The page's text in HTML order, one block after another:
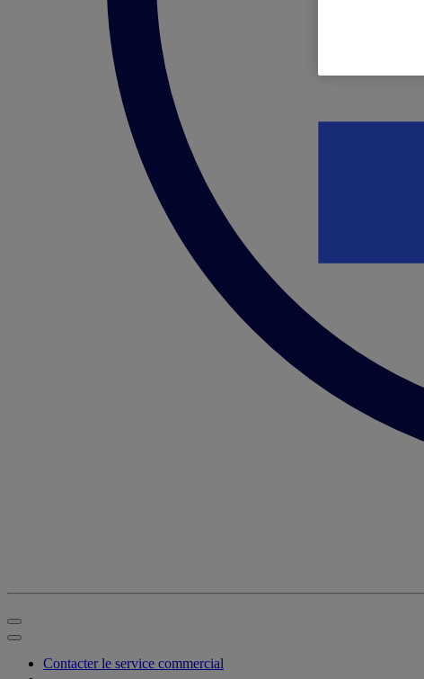
Contacter le service commercial